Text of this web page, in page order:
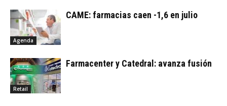
Agenda
CAME: farmacias caen -1,6 en julio
Retail
Farmacenter y Catedral: avanza fusión